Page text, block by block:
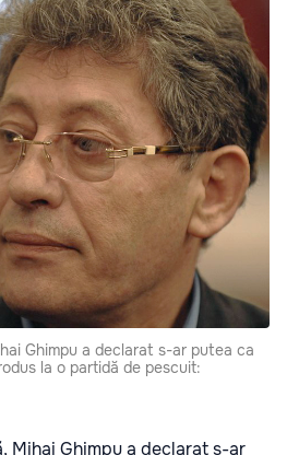
Ghimpu a declarat s-ar putea ca
la o partidă de pescuit:
Mihai Ghimpu a declarat s-ar